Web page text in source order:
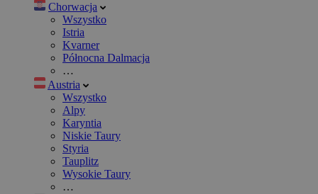
Chorwacja
Wszystko
Istria
Kvarner
Północna Dalmacja
…
Austria
Wszystko
Alpy
Karyntia
Niskie Taury
Styria
Tauplitz
Wysokie Taury
…